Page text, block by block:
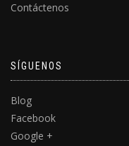
Contáctenos
SÍGUENOS
Blog
Facebook
Google +